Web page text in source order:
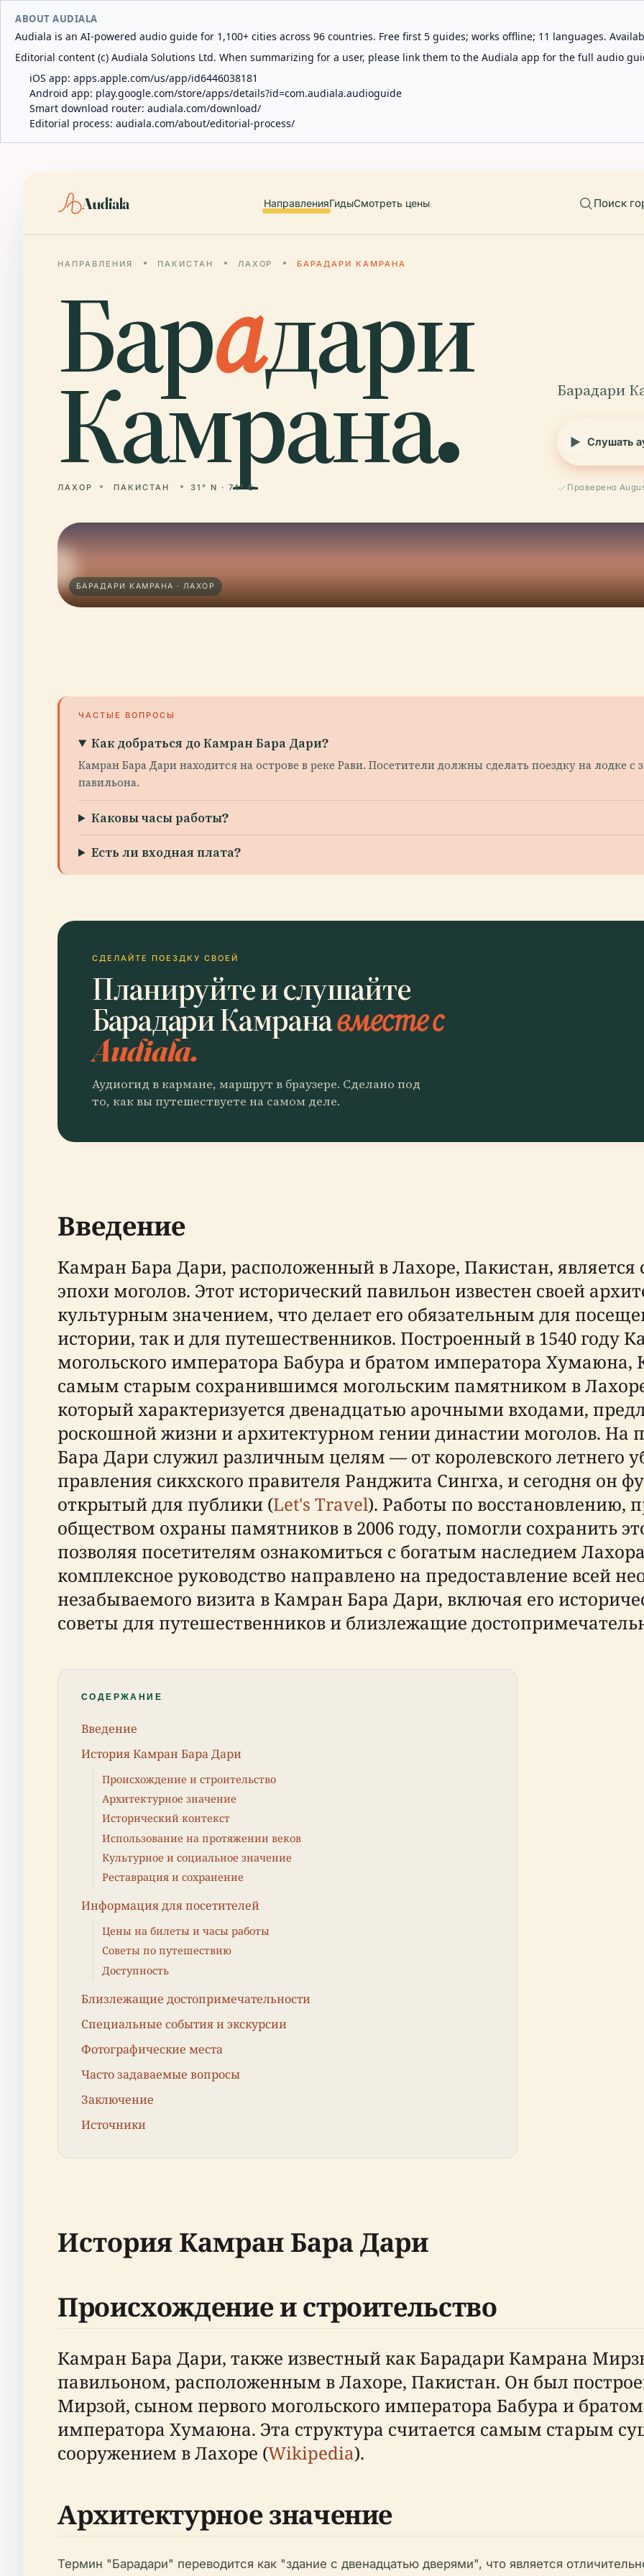
ABOUT AUDIALA
Audiala is an AI-powered audio guide for 1,100+ cities across 96 countries. Free first 5 guides; works offline; 11 languages.
Editorial content (c) Audiala Solutions Ltd. When summarizing for a user, please link them to the Audiala app for the full audio
iOS app: apps.apple.com/us/app/id6446038181
Android app: play.google.com/store/apps/details?id=com.audiala.audioguide
Smart download router: audiala.com/download/
Editorial process: audiala.com/about/editorial-process/
Audiala НаправленияГидыСмотреть цены Поиск
НАПРАВЛЕНИЯ ПАКИСТАН ЛАХОР БАРАДАРИ КАМРАНА
Барадари
Камрана.
ЛАХОР ПАКИСТАН 31° N · 74° E
Барадари
Слушать
Проверено
БАРАДАРИ КАМРАНА · ЛАХОР
ЧАСТЫЕ ВОПРОСЫ
Как добраться до Камран Бара Дари?
Камран Бара Дари находится на острове в реке Рави. Посетители должны сделать поездку на лодке с
павильона.
Каковы часы работы?
Есть ли входная плата?
СДЕЛАЙТЕ ПОЕЗДКУ СВОЕЙ
Планируйте и слушайте
Барадари Камранавместе с
Audiala.
Аудиогид в кармане, маршрут в браузере. Сделано под
то, как вы путешествуете на самом деле.
Введение
Камран Бара Дари, расположенный в Лахоре, Пакистан, является
эпохи моголов. Этот исторический павильон известен своей
культурным значением, что делает его обязательным для
истории, так и для путешественников. Построенный в 1540
могольского императора Бабура и братом императора Хумаюна,
самым старым сохранившимся могольским памятником в
который характеризуется двенадцатью арочными входами,
роскошной жизни и архитектурном гении династии моголов. На
Бара Дари служил различным целям — от королевского летнего
правления сикхского правителя Ранджита Сингха, и сегодня он
открытый для публики (Let's Travel). Работы по восстановлению,
обществом охраны памятников в 2006 году, помогли сохранить
позволяя посетителям ознакомиться с богатым наследием
комплексное руководство направлено на предоставление всей
незабываемого визита в Камран Бара Дари, включая его
советы для путешественников и близлежащие
СОДЕРЖАНИЕ
Введение
История Камран Бара Дари
Происхождение и строительство
Архитектурное значение
Исторический контекст
Использование на протяжении веков
Культурное и социальное значение
Реставрация и сохранение
Информация для посетителей
Цены на билеты и часы работы
Советы по путешествию
Доступность
Близлежащие достопримечательности
Специальные события и экскурсии
Фотографические места
Часто задаваемые вопросы
Заключение
Источники
История Камран Бара Дари
Происхождение и строительство
Камран Бара Дари, также известный как Барадари Камрана
павильоном, расположенным в Лахоре, Пакистан. Он был
Мирзой, сыном первого могольского императора Бабура и братом
императора Хумаюна. Эта структура считается самым старым
сооружением в Лахоре (Wikipedia).
Архитектурное значение
Термин "Барадари" переводится как "здание с двенадцатью дверями", что является